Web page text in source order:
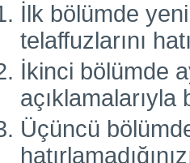
İlk bölümde
telaffuzlarını
İkinci bölümde
Üçüncü